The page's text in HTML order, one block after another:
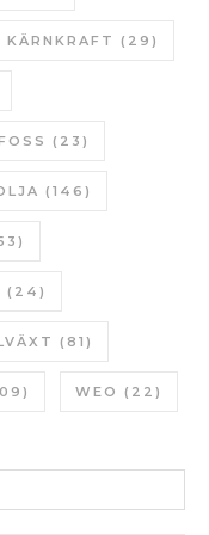
KÄRNKRAFT (29)
(23)
(146)
(24)
(81)
WEO (22)